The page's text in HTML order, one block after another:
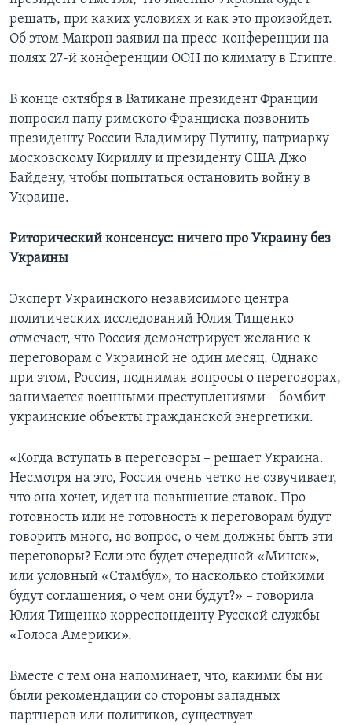
решать, при каких условиях и как это произойдет.
Об этом Макрон заявил на пресс-конференции на
полях 27-й конференции ООН по климату в Египте.
В конце октября в Ватикане президент Франции
попросил папу римского Франциска позвонить
президенту России Владимиру Путину, патриарху
московскому Кириллу и президенту США Джо
Байдену, чтобы попытаться остановить войну в
Украине.
Риторический консенсус: ничего про Украину без
Украины
Эксперт Украинского независимого центра
политических исследований Юлия Тищенко
отмечает, что Россия демонстрирует желание к
переговорам с Украиной не один месяц. Однако
при этом, Россия, поднимая вопросы о переговорах,
занимается военными преступлениями – бомбит
украинские объекты гражданской энергетики.
«Когда вступать в переговоры – решает Украина.
Несмотря на это, Россия очень четко не озвучивает,
что она хочет, идет на повышение ставок. Про
готовность или не готовность к переговорам будут
говорить много, но вопрос, о чем должны быть эти
переговоры? Если это будет очередной «Минск»,
или условный «Стамбул», то насколько стойкими
будут соглашения, о чем они будут?» – говорила
Юлия Тищенко корреспонденту Русской службы
«Голоса Америки».
Вместе с тем она напоминает, что, какими бы ни
были рекомендации со стороны западных
партнеров или политиков, существует